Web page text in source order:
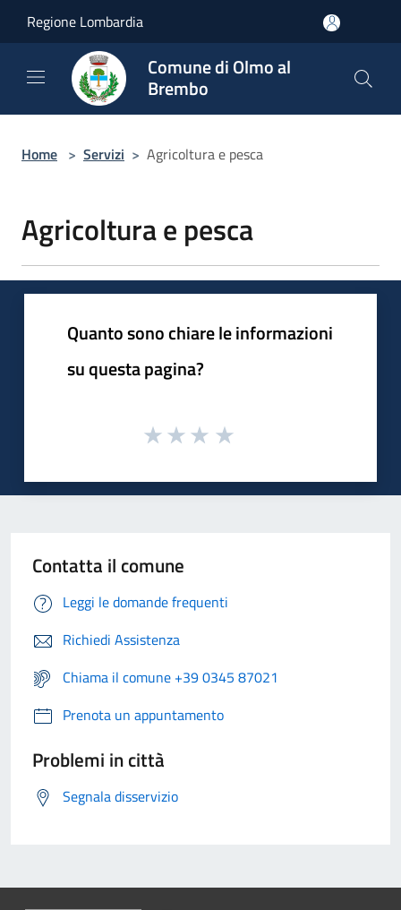
Regione Lombardia
Comune di Olmo al
Brembo
Home > Servizi > Agricoltura e pesca
Agricoltura e pesca
Quanto sono chiare le informazioni
su questa pagina?
Contatta il comune
Leggi le domande frequenti
Richiedi Assistenza
Chiama il comune +39 0345 87021
Prenota un appuntamento
Problemi in città
Segnala disservizio